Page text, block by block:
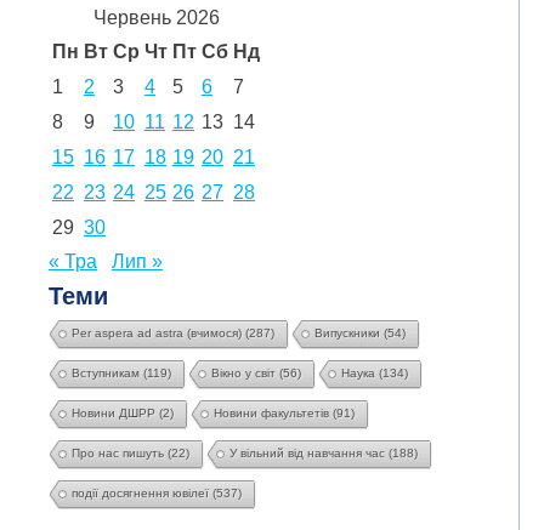
Червень 2026
Пн Вт Ср Чт Пт Сб Нд
1
2 3 4 5 6
7
8
9 10 11 12 13 14
15 16 17 18 19 20 21
22 23 24 25 26 27 28
29 30
« Тра
Лип »
Теми
Per aspera ad astra (вчимося) (287) Випускники (54)
Вступникам (119) Вікно у світ (56) Наука (134)
Новини ДШРР (2) Новини факультетів (91)
Про нас пишуть (22) У вільний від навчання час (188)
події досягнення ювілеї (537)